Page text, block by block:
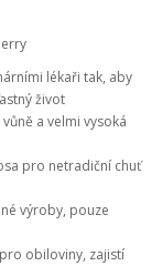
lékaři tak, aby
život
a velmi vysoká
pro netradiční chuť
výroby, pouze
obiloviny, zajistí